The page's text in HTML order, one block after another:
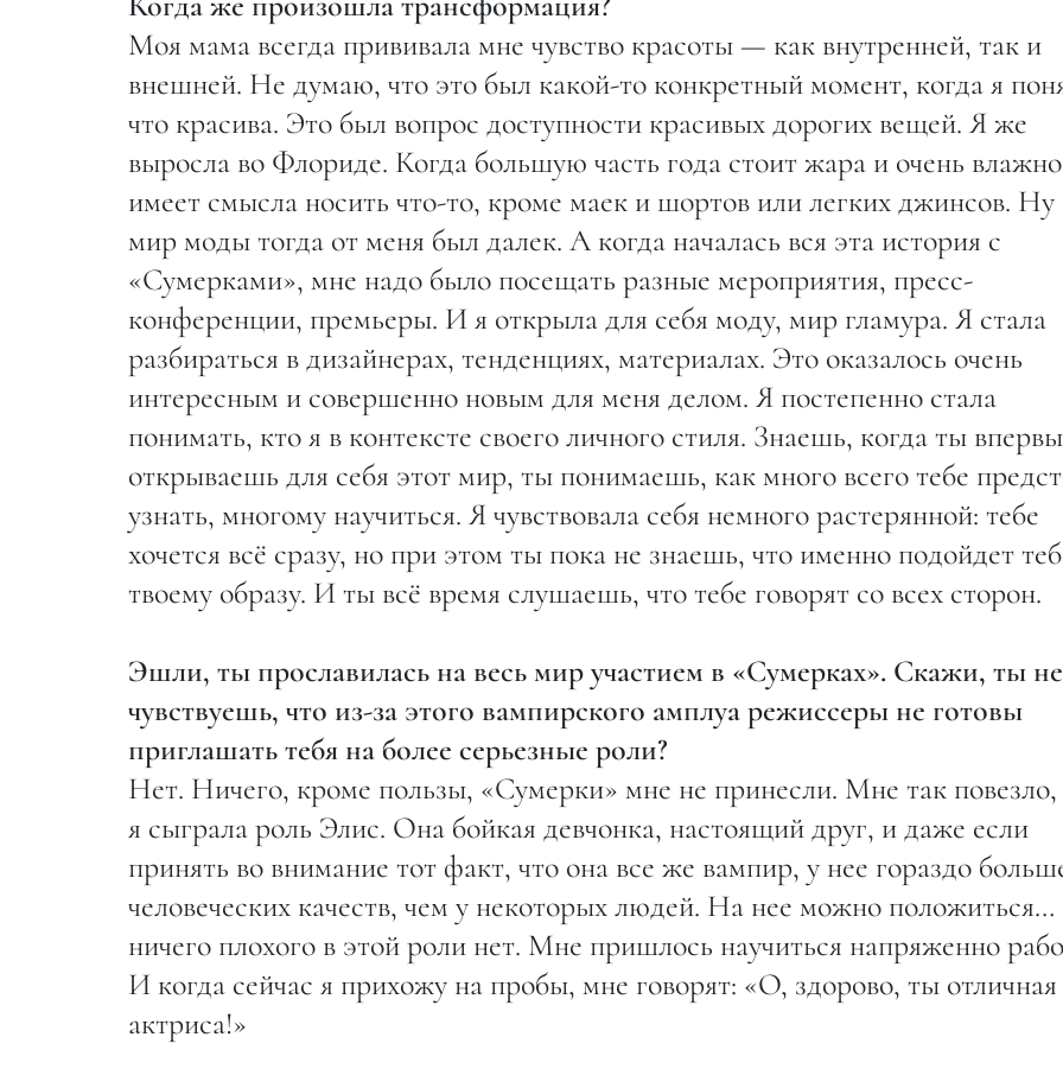
Моя мама всегда прививала мне чувство красоты — как внутренней, так и
внешней. Не думаю, что это был какой-то конкретный момент, когда я
что красива. Это был вопрос доступности красивых дорогих вещей. Я же
выросла во Флориде. Когда большую часть года стоит жара и очень
имеет смысла носить что-то, кроме маек и шортов или легких джинсов. Ну
мир моды тогда от меня был далек. А когда началась вся эта история с
«Сумерками», мне надо было посещать разные мероприятия, пресс-
конференции, премьеры. И я открыла для себя моду, мир гламура. Я стала
разбираться в дизайнерах, тенденциях, материалах. Это оказалось очень
интересным и совершенно новым для меня делом. Я постепенно стала
понимать, кто я в контексте своего личного стиля. Знаешь, когда ты
открываешь для себя этот мир, ты понимаешь, как много всего тебе
узнать, многому научиться. Я чувствовала себя немного растерянной: тебе
хочется всё сразу, но при этом ты пока не знаешь, что именно подойдет
твоему образу. И ты всё время слушаешь, что тебе говорят со всех сторон.
Эшли, ты прославилась на весь мир участием в «Сумерках». Скажи, ты не
чувствуешь, что из-за этого вампирского амплуа режиссеры не готовы
приглашать тебя на более серьезные роли?
Нет. Ничего, кроме пользы, «Сумерки» мне не принесли. Мне так повезло,
я сыграла роль Элис. Она бойкая девчонка, настоящий друг, и даже если
принять во внимание тот факт, что она все же вампир, у нее гораздо
человеческих качеств, чем у некоторых людей. На нее можно
ничего плохого в этой роли нет. Мне пришлось научиться напряженно
И когда сейчас я прихожу на пробы, мне говорят: «О, здорово, ты отличная
актриса!»